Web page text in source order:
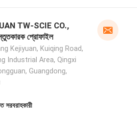
TW-SCIE CO.,
প্রোফাইল
Kejiyuan, Kuiqing Road,
Industrial Area, Qingxi
Guangdong,
সরবরাহকারী